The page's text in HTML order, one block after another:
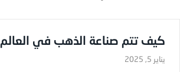
كيف تتم صناعة الذهب في العالم 2023
يناير 5, 2025